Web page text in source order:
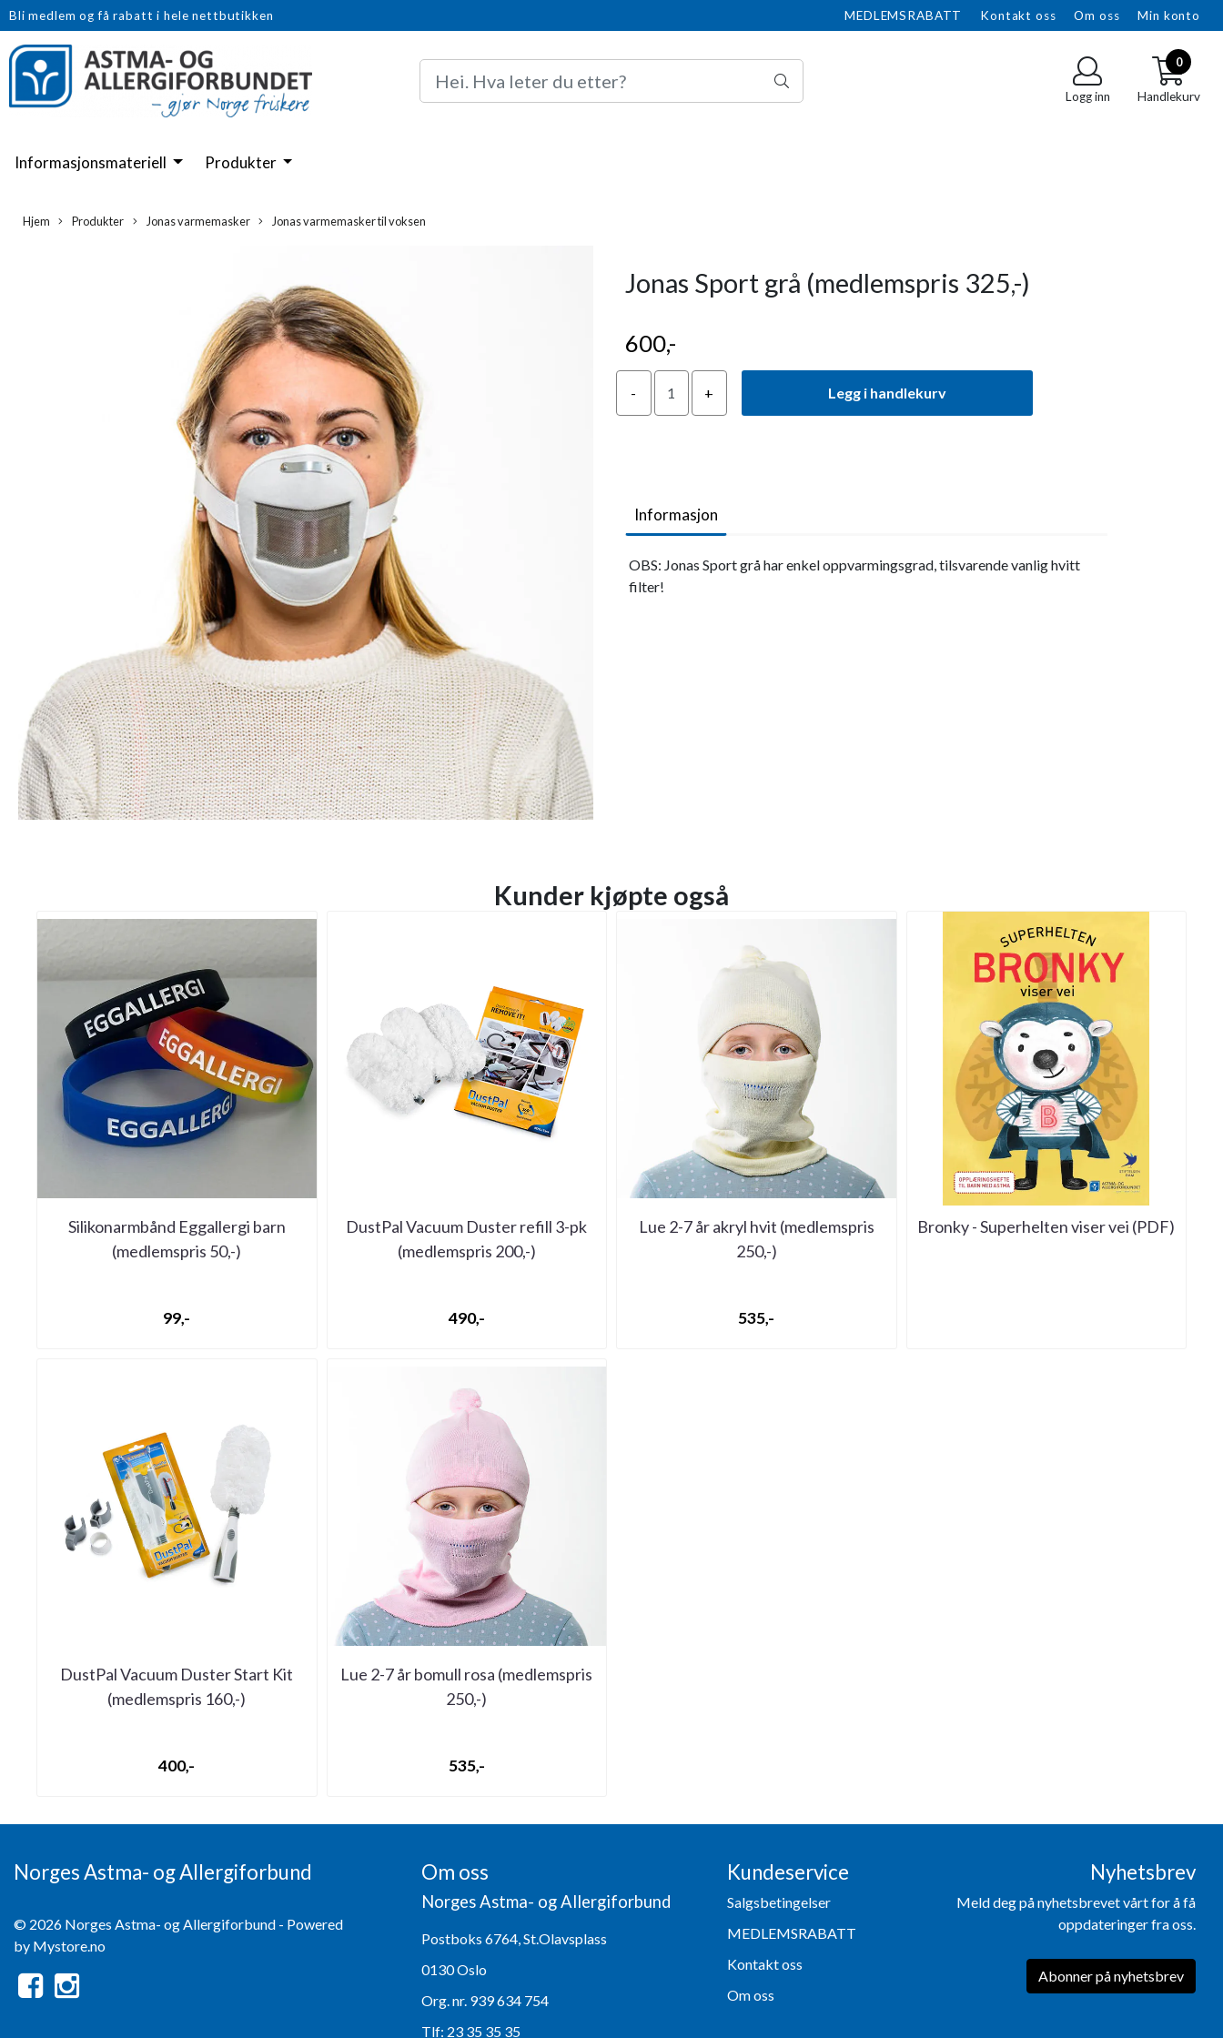
Bli medlem og få rabatt i hele nettbutikken MEDLEMSRABATT Kontakt oss Om oss Min konto
Logg inn
0
Handlekurv
Informasjonsmateriell Produkter
Hjem Produkter Jonas varmemasker Jonas varmemasker til voksen
Jonas Sport grå (medlemspris 325,-)
600,-
Legg i handlekurv
Informasjon
OBS: Jonas Sport grå har enkel oppvarmingsgrad, tilsvarende vanlig hvitt
filter!
Kunder kjøpte også
Silikonarmbånd Eggallergi barn
(medlemspris 50,-)
99,-
DustPal Vacuum Duster refill 3-pk
(medlemspris 200,-)
490,-
Lue 2-7 år akryl hvit (medlemspris
250,-)
535,-
Bronky - Superhelten viser vei (PDF)
DustPal Vacuum Duster Start Kit
(medlemspris 160,-)
400,-
Lue 2-7 år bomull rosa (medlemspris
250,-)
535,-
Norges Astma- og Allergiforbund
© 2026 Norges Astma- og Allergiforbund - Powered
by Mystore.no
Om oss
Norges Astma- og Allergiforbund
Postboks 6764, St.Olavsplass
0130 Oslo
Org. nr. 939 634 754
Tlf: 23 35 35 35
Kundeservice
Salgsbetingelser
MEDLEMSRABATT
Kontakt oss
Om oss
Nyhetsbrev
Meld deg på nyhetsbrevet vårt for å få
oppdateringer fra oss.
Abonner på nyhetsbrev